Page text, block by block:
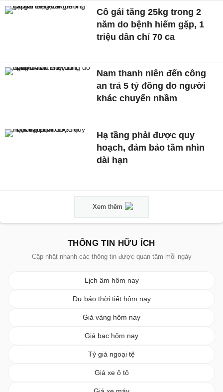
Cô gái tăng 25kg trong 2
năm do bệnh hiếm gặp, 1
triệu dân chỉ 70 ca
Nam thanh niên đến công
an trả 5 tỷ đồng do người
khác chuyển nhầm
Hạ tầng phải được quy
hoạch, đảm bảo tầm nhìn
dài hạn
Xem thêm
THÔNG TIN HỮU ÍCH
Cập nhật nhanh các thông tin được quan tâm mỗi ngày
Lịch âm hôm nay
Dự báo thời tiết hôm nay
Giá vàng hôm nay
Giá bạc hôm nay
Tỷ giá ngoại tệ
Giá xe ô tô